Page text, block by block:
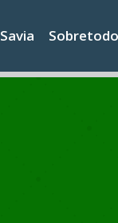
Savia Sobretodo